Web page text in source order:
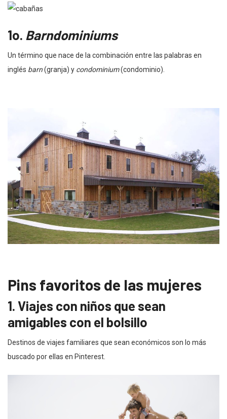
1o. Barndominiums
Un término que nace de la combinación entre las palabras en
inglés barn(granja) y condominium(condominio).
Pins favoritos de las mujeres
1. Viajes con niños que sean
amigables con el bolsillo
Destinos de viajes familiares que sean económicos son lo más
buscado por ellas en Pinterest.